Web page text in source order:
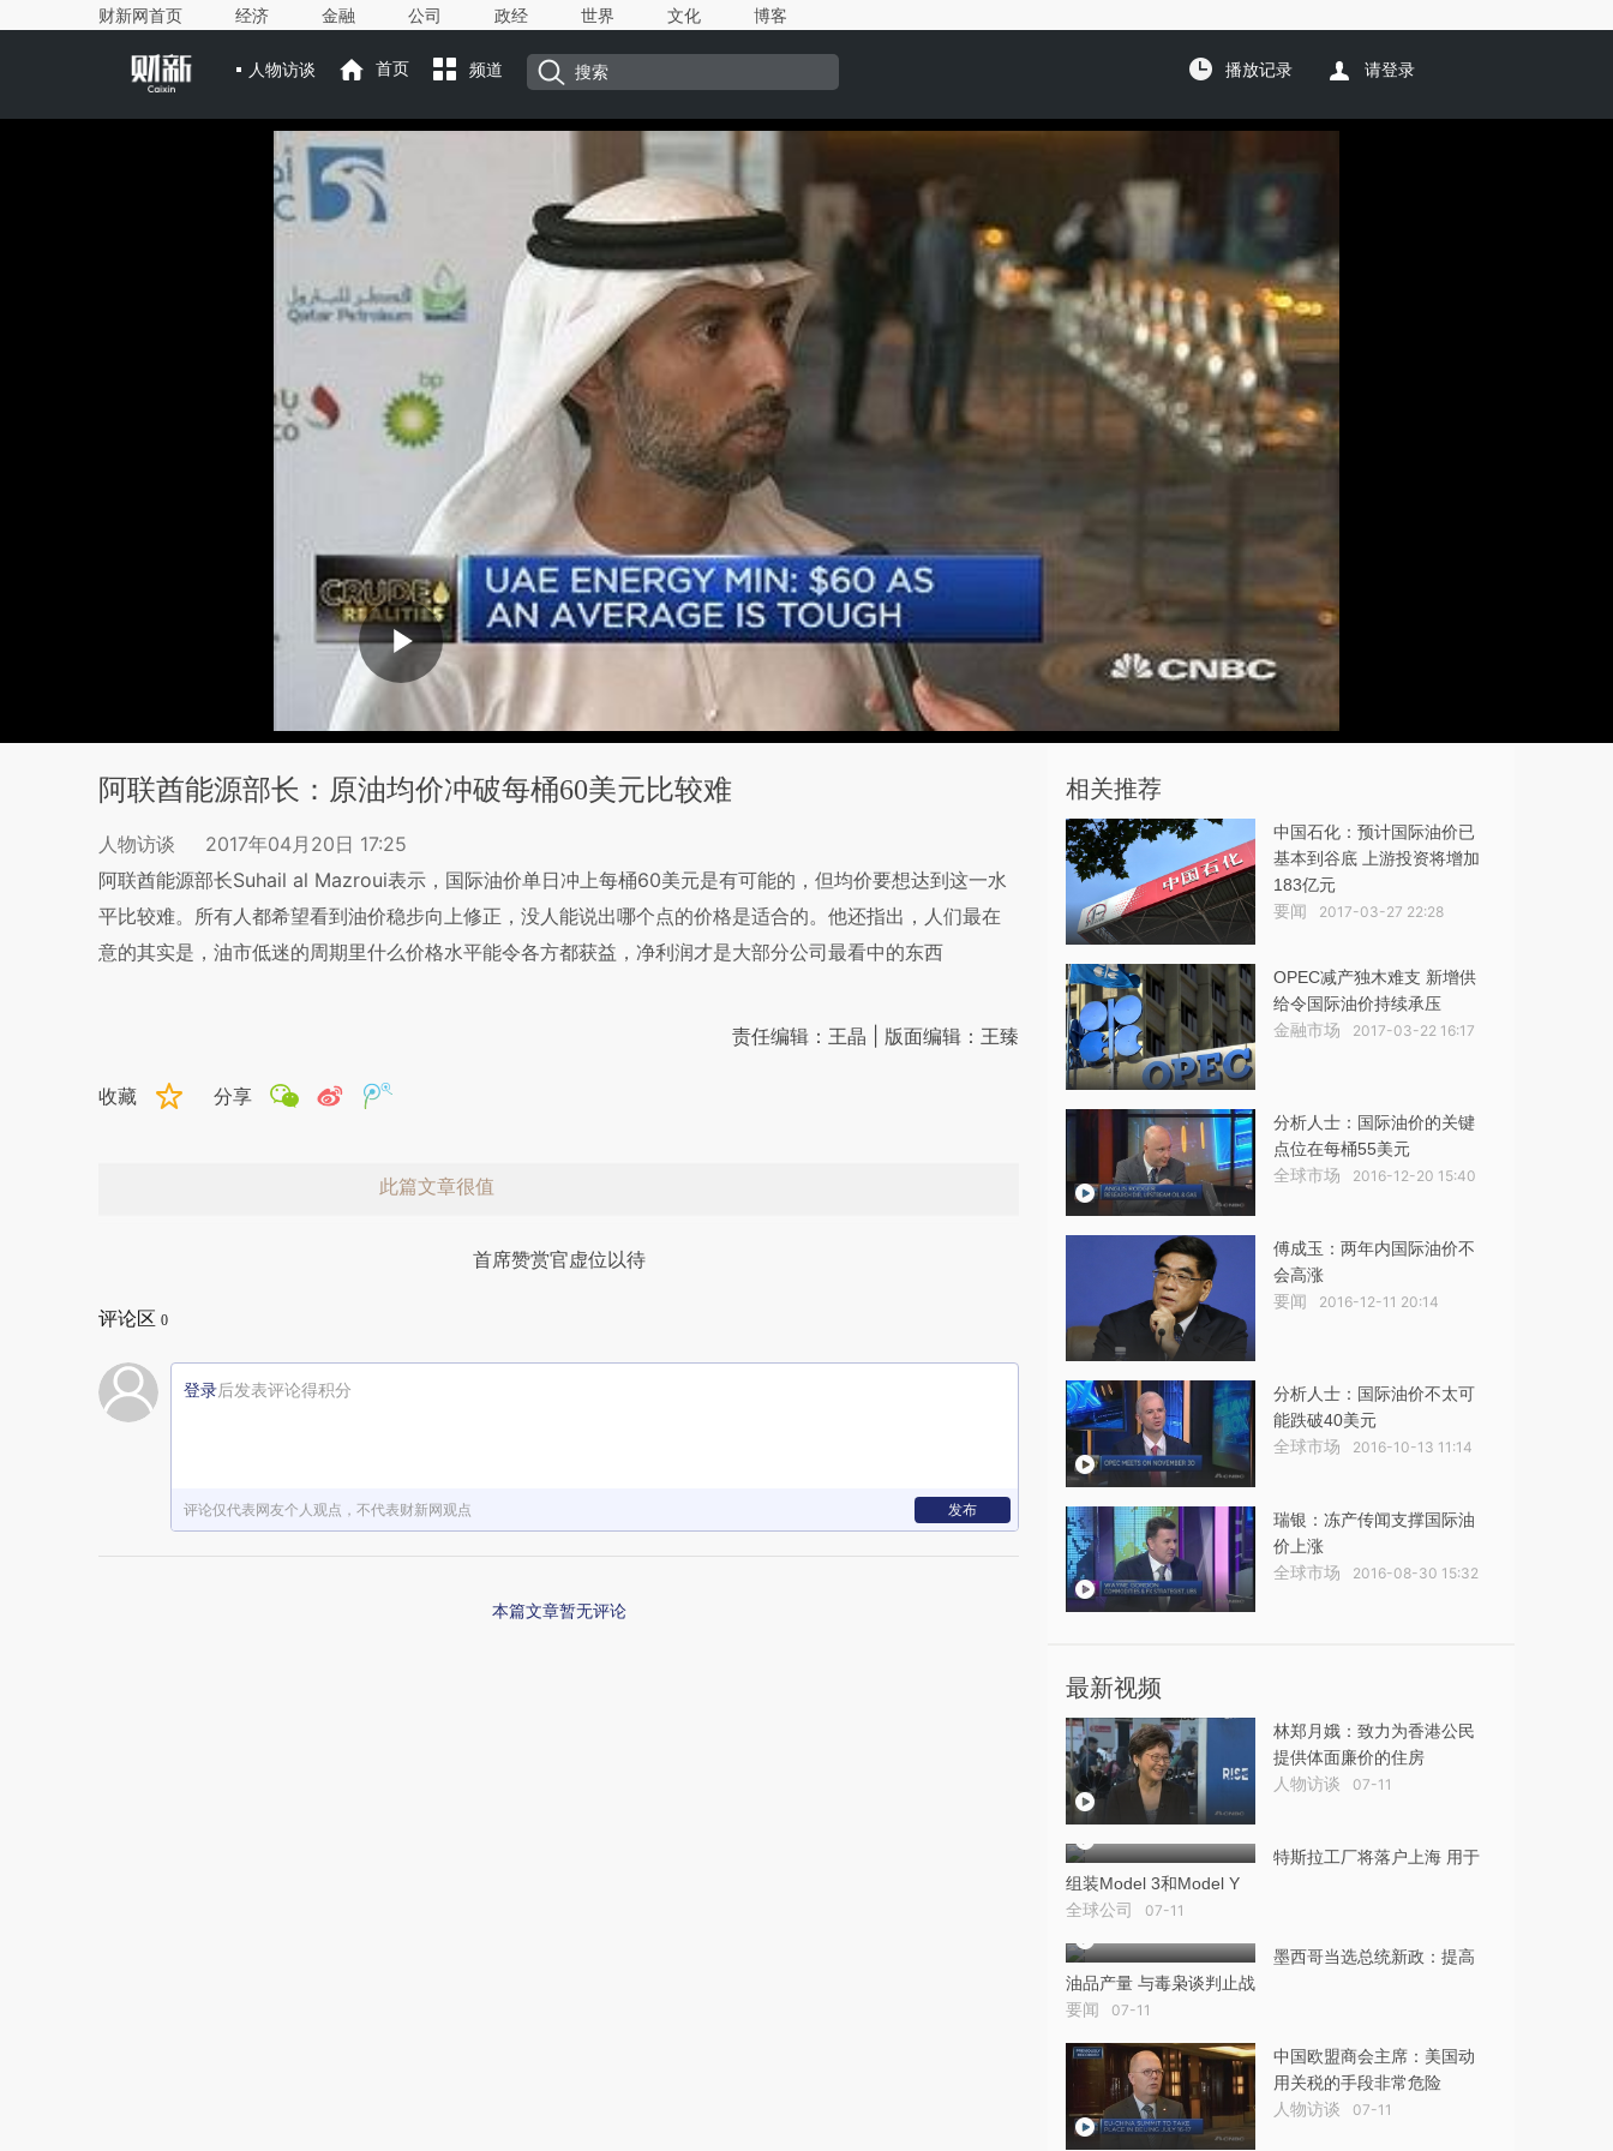
财新网首页 经济 金融 公司 政经 世界 文化 博客
人物访谈 首页 频道 播放记录 请登录
阿联酋能源部长：原油均价冲破每桶60美元比较难
人物访谈
2017年04月20日 17:25
阿联酋能源部长Suhail al Mazroui表示，国际油价单日冲上每桶60美元是有可能的，但均价要想达到这一水
平比较难。所有人都希望看到油价稳步向上修正，没人能说出哪个点的价格是适合的。他还指出，人们最在
意的其实是，油市低迷的周期里什么价格水平能令各方都获益，净利润才是大部分公司最看中的东西
责任编辑：王晶 | 版面编辑：王臻
收藏 分享
此篇文章很值
首席赞赏官虚位以待
评论区 0
登录后发表评论得积分
评论仅代表网友个人观点，不代表财新网观点 发布
本篇文章暂无评论
相关推荐
中国石化：预计国际油价已
基本到谷底 上游投资将增加
183亿元
要闻 2017-03-27 22:28
OPEC减产独木难支 新增供
给令国际油价持续承压
金融市场 2017-03-22 16:17
分析人士：国际油价的关键
点位在每桶55美元
全球市场 2016-12-20 15:40
傅成玉：两年内国际油价不
会高涨
要闻 2016-12-11 20:14
分析人士：国际油价不太可
能跌破40美元
全球市场 2016-10-13 11:14
瑞银：冻产传闻支撑国际油
价上涨
全球市场 2016-08-30 15:32
最新视频
林郑月娥：致力为香港公民
提供体面廉价的住房
人物访谈 07-11
特斯拉工厂将落户上海 用于
组装Model 3和Model Y
全球公司 07-11
墨西哥当选总统新政：提高
油品产量 与毒枭谈判止战
要闻 07-11
中国欧盟商会主席：美国动
用关税的手段非常危险
人物访谈 07-11